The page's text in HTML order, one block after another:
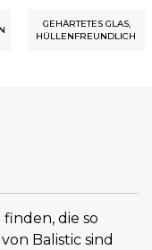
GEHÄRTETES GLAS,
HÜLLENFREUNDLICH
die so
Balistic sind